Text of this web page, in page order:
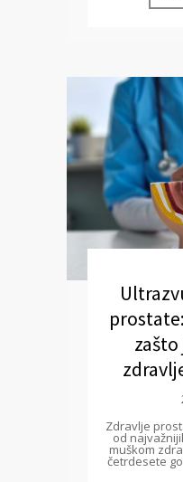
zašto
Zdravlje
od
muškom
četrdesete